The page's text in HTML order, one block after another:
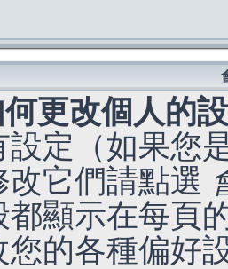
更改個人的
設定（如果您
改它們請點選
都顯示在每頁
您的各種偏好